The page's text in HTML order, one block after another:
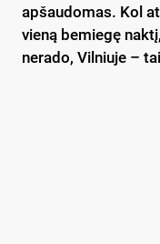
apšaudomas. Kol
vieną bemiegę
nerado, Vilniuje –